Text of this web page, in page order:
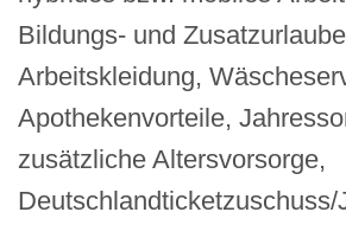
Bildungs- und
Arbeitskleidung,
Apothekenvorteile,
zusätzliche Altersvorsorge,
Deutschlandticketzuschuss/